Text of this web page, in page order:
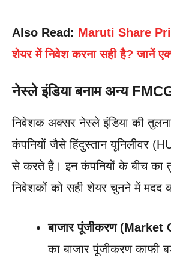
Also Read: Maruti Share
शेयर में निवेश करना सही है? जानें
नेस्ले इंडिया बनाम अन्य
निवेशक अक्सर नेस्ले इंडिया की
कंपनियों जैसे हिंदुस्तान यूनिलीवर
से करते हैं। इन कंपनियों के बीच का
निवेशकों को सही शेयर चुनने में मदद
बाजार पूंजीकरण (Market
का बाजार पूंजीकरण काफी